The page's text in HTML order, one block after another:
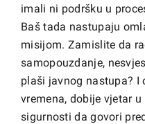
imali ni podršku u
Baš tada nastupaju
misijom. Zamislite da
samopouzdanje,
plaši javnog nastupa? I
vremena, dobije vjetar
sigurnosti da govori